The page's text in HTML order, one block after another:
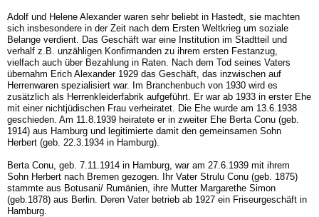
Adolf und Helene Alexander waren sehr beliebt in Hastedt, sie machten
sich insbesondere in der Zeit nach dem Ersten Weltkrieg um soziale
Belange verdient. Das Geschäft war eine Institution im Stadtteil und
verhalf z.B. unzähligen Konfirmanden zu ihrem ersten Festanzug,
vielfach auch über Bezahlung in Raten. Nach dem Tod seines Vaters
übernahm Erich Alexander 1929 das Geschäft, das inzwischen auf
Herrenwaren spezialisiert war. Im Branchenbuch von 1930 wird es
zusätzlich als Herrenkleiderfabrik aufgeführt. Er war ab 1933 in erster Ehe
mit einer nichtjüdischen Frau verheiratet. Die Ehe wurde am 13.6.1938
geschieden. Am 11.8.1939 heiratete er in zweiter Ehe Berta Conu (geb.
1914) aus Hamburg und legitimierte damit den gemeinsamen Sohn
Herbert (geb. 22.3.1934 in Hamburg).
Berta Conu, geb. 7.11.1914 in Hamburg, war am 27.6.1939 mit ihrem
Sohn Herbert nach Bremen gezogen. Ihr Vater Strulu Conu (geb. 1875)
stammte aus Botusani/ Rumänien, ihre Mutter Margarethe Simon
(geb.1878) aus Berlin. Deren Vater betrieb ab 1927 ein Friseurgeschäft in
Hamburg.